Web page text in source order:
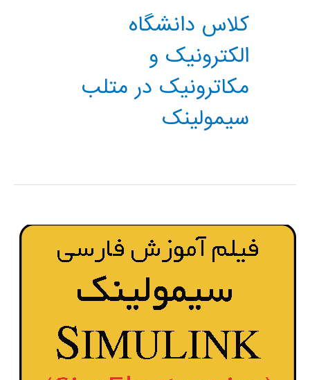
کلاس دانشگاه
الکترونیک و
مکاترونیک در متلب
سیمولینک